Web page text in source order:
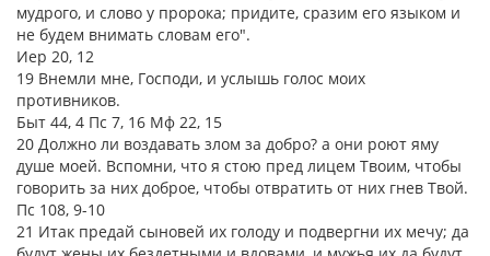
мудрого, и слово у пророка; придите, сразим его языком и
не будем внимать словам его".
Иер 20, 12
19 Внемли мне, Господи, и услышь голос моих
противников.
Быт 44, 4 Пс 7, 16 Мф 22, 15
20 Должно ли воздавать злом за добро? а они роют яму
душе моей. Вспомни, что я стою пред лицем Твоим, чтобы
говорить за них доброе, чтобы отвратить от них гнев Твой.
Пс 108, 9-10
21 Итак предай сыновей их голоду и подвергни их мечу; да